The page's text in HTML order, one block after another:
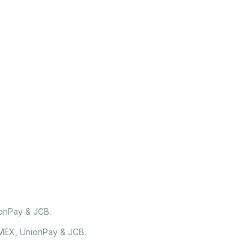
& JCB.
UnionPay & JCB.